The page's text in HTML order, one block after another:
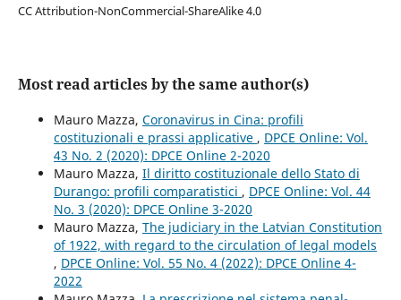
CC Attribution-NonCommercial-ShareAlike 4.0
Most read articles by the same author(s)
Mauro Mazza, Coronavirus in Cina: profili
costituzionali e prassi applicative , DPCE Online: Vol.
43 No. 2 (2020): DPCE Online 2-2020
Mauro Mazza, Il diritto costituzionale dello Stato di
Durango: profili comparatistici , DPCE Online: Vol. 44
No. 3 (2020): DPCE Online 3-2020
Mauro Mazza, The judiciary in the Latvian Constitution
of 1922, with regard to the circulation of legal models
, DPCE Online: Vol. 55 No. 4 (2022): DPCE Online 4-
2022